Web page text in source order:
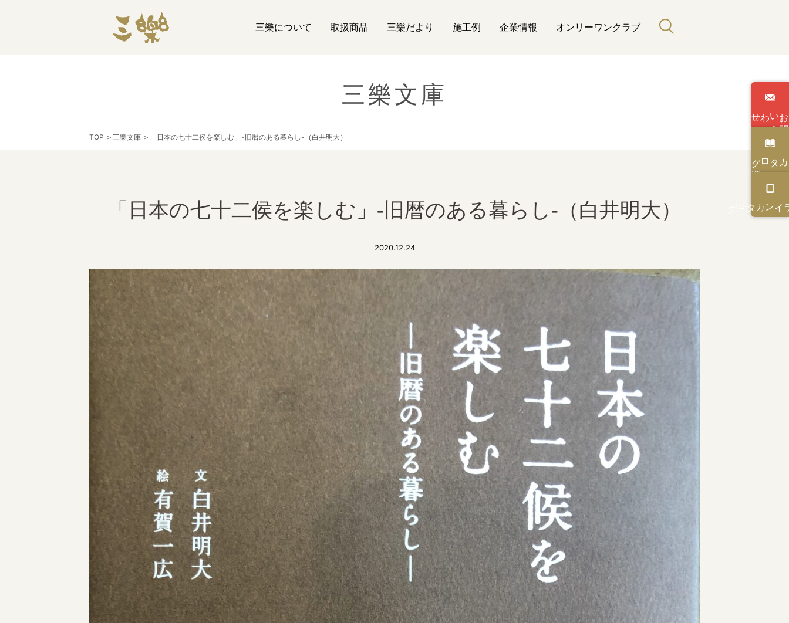
い
わせ
カタログ
オンライン
三樂について 取扱商品 三樂だより 施工例 企業情報 オンリーワンクラブ
三樂文庫
TOP ＞ 三樂文庫 ＞ 「日本の七十二侯を楽しむ」-旧暦のある暮らし-（白井明大）
「日本の七十二侯を楽しむ」-旧暦のある暮らし-（白井明大）
2020.12.24